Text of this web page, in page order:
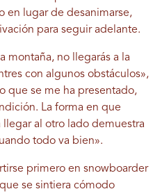
en lugar de desanimarse,
para seguir adelante.
montaña, no llegarás a la
con algunos obstáculos»,
que se me ha presentado,
La forma en que
llegar al otro lado demuestra
todo va bien».
primero en snowboarder
se sintiera cómodo